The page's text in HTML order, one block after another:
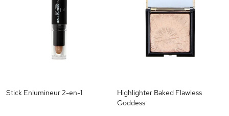
Stick Enlumineur 2-en-1
Highlighter Baked Flawless
Goddess